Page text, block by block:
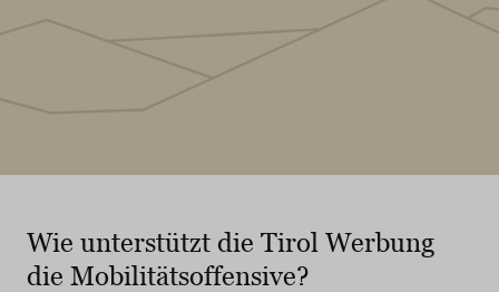
Wie unterstützt die Tirol Werbung
die Mobilitätsoffensive?